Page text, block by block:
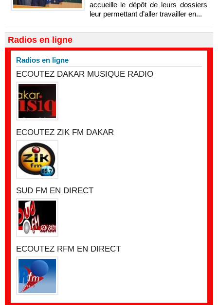
accueille le dépôt de leurs dossiers
leur permettant d’aller travailler en...
Radios en ligne
Radios en ligne
ECOUTEZ DAKAR MUSIQUE RADIO
ECOUTEZ ZIK FM DAKAR
SUD FM EN DIRECT
ECOUTEZ RFM EN DIRECT